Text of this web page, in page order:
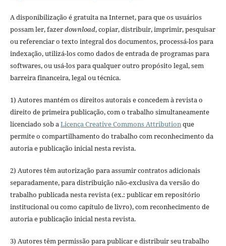
A disponibilização é gratuita na Internet, para que os usuários
possam ler, fazerdownload, copiar, distribuir, imprimir, pesquisar
ou referenciar o texto integral dos documentos, processá-los para
indexação, utilizá-los como dados de entrada de programas para
softwares, ou usá-los para qualquer outro propósito legal, sem
barreira financeira, legal ou técnica.
1) Autores mantém os direitos autorais e concedem à revista o
direito de primeira publicação, com o trabalho simultaneamente
licenciado sob aLicença Creative Commons Attributionque
permite o compartilhamento do trabalho com reconhecimento da
autoria e publicação inicial nesta revista.
2) Autores têm autorização para assumir contratos adicionais
separadamente, para distribuição não-exclusiva da versão do
trabalho publicada nesta revista (ex.: publicar em repositório
institucional ou como capítulo de livro), com reconhecimento de
autoria e publicação inicial nesta revista.
3) Autores têm permissão para publicar e distribuir seu trabalho